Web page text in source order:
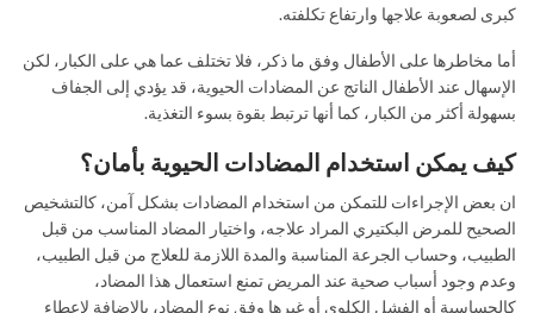
كبرى لصعوبة علاجها وارتفاع تكلفته.
أما مخاطرها على الأطفال وفق ما ذكر، فلا تختلف عما هي على الكبار، لكن
الإسهال عند الأطفال الناتج عن المضادات الحيوية، قد يؤدي إلى الجفاف
بسهولة أكثر من الكبار، كما أنها ترتبط بقوة بسوء التغذية.
كيف يمكن استخدام المضادات الحيوية بأمان؟
ان بعض الإجراءات للتمكن من استخدام المضادات بشكل آمن، كالتشخيص
الصحيح للمرض البكتيري المراد علاجه، واختيار المضاد المناسب من قبل
الطبيب، وحساب الجرعة المناسبة والمدة اللازمة للعلاج من قبل الطبيب،
وعدم وجود أسباب صحية عند المريض تمنع استعمال هذا المضاد،
كالحساسية أو الفشل الكلوي أو غيرها وفق نوع المضاد، بالإضافة لإعطاء